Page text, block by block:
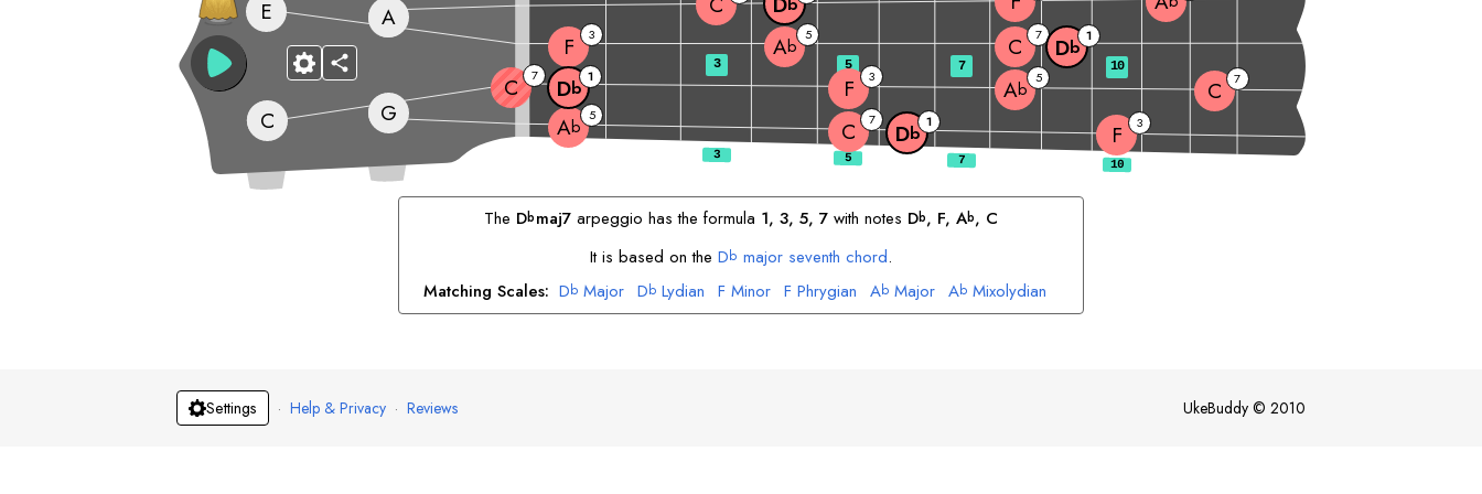
G Ab 5
C 7
Db 1 F 3
C
C 7 Db 1 F 3 Ab 5 C 7
E
F
3 Ab 5 C 7 Db 1
A
3 5 7 10
The Dbmaj7 arpeggio has the formula 1, 3, 5, 7 with notes Db, F, Ab, C
It is based on the Db major seventh chord.
Matching Scales: Db Major Db Lydian F Minor F Phrygian Ab Major Ab Mixolydian
C Phrygian C Locrian
Settings · Help & Privacy · Reviews UkeBuddy © 2010